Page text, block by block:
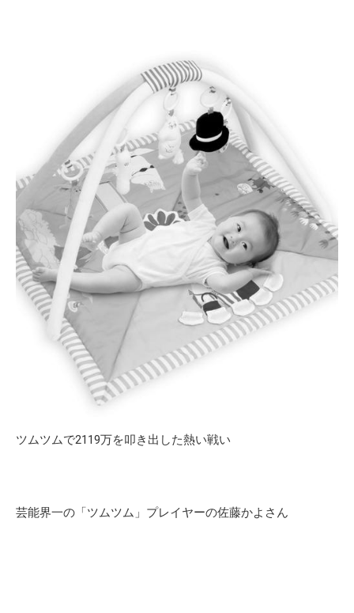
ツムツムで2119万を叩き出した熱い戦い
芸能界一の「ツムツム」プレイヤーの佐藤かよさん